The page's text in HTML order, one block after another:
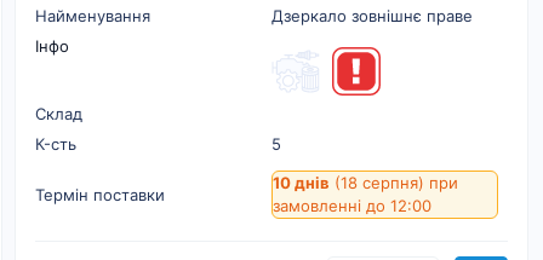
Найменування
Дзеркало зовнішнє праве
Інфо
Склад
К-cть
5
Термін поставки
10 днів (18 серпня) при
замовленні до 12:00